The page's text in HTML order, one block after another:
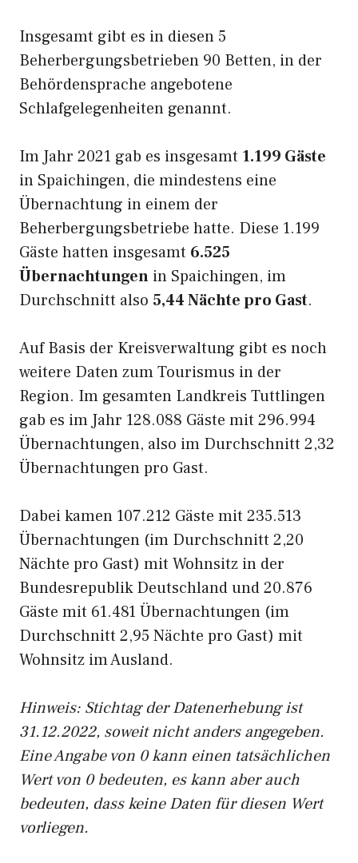
Insgesamt gibt es in diesen 5
Beherbergungsbetrieben 90 Betten, in der
Behördensprache angebotene
Schlafgelegenheiten genannt.
Im Jahr 2021 gab es insgesamt 1.199 Gäste
in Spaichingen, die mindestens eine
Übernachtung in einem der
Beherbergungsbetriebe hatte. Diese 1.199
Gäste hatten insgesamt 6.525
Übernachtungen in Spaichingen, im
Durchschnitt also 5,44 Nächte pro Gast.
Auf Basis der Kreisverwaltung gibt es noch
weitere Daten zum Tourismus in der
Region. Im gesamten Landkreis Tuttlingen
gab es im Jahr 128.088 Gäste mit 296.994
Übernachtungen, also im Durchschnitt 2,32
Übernachtungen pro Gast.
Dabei kamen 107.212 Gäste mit 235.513
Übernachtungen (im Durchschnitt 2,20
Nächte pro Gast) mit Wohnsitz in der
Bundesrepublik Deutschland und 20.876
Gäste mit 61.481 Übernachtungen (im
Durchschnitt 2,95 Nächte pro Gast) mit
Wohnsitz im Ausland.
Hinweis: Stichtag der Datenerhebung ist
31.12.2022, soweit nicht anders angegeben.
Eine Angabe von 0 kann einen tatsächlichen
Wert von 0 bedeuten, es kann aber auch
bedeuten, dass keine Daten für diesen Wert
vorliegen.